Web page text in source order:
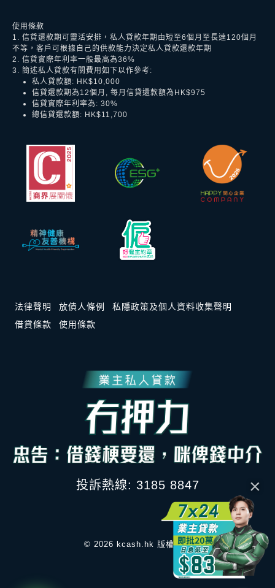
×
使用條款
1. 信貸還款期可靈活安排，私人貸款年期由短至6個月至長達120個月
不等，客戶可根據自己的供款能力決定私人貸款還款年期
2. 信貸實際年利率一般最高為36%
3. 簡述私人貸款有關費用如下以作參考:
私人貸款額: HK$10,000
信貸還款期為12個月, 每月信貸還款額為HK$975
信貸實際年利率為: 30%
總信貸還款額: HK$11,700
法律聲明 放債人條例
私隱政策及個人資料收集聲明
借貸條款
使用條款
投訴熱線: 3185 8847
© 2026 kcash.hk 版權所有